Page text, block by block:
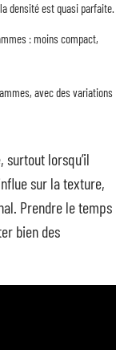
densité est quasi parfaite.
: moins compact,
avec des variations
surtout lorsqu’il
sur la texture,
Prendre le temps
bien des